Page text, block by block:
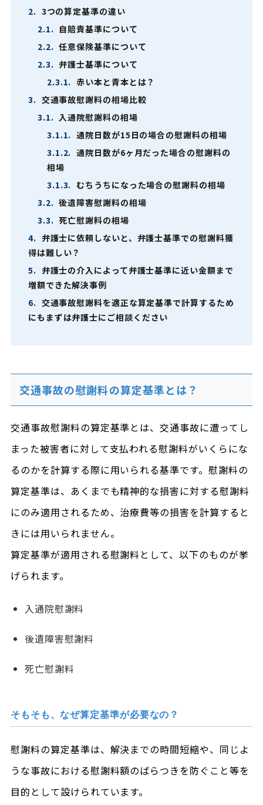
2. 3つの算定基準の違い
2.1. 自賠責基準について
2.2. 任意保険基準について
2.3. 弁護士基準について
2.3.1. 赤い本と青本とは？
3. 交通事故慰謝料の相場比較
3.1. 入通院慰謝料の相場
3.1.1. 通院日数が15日の場合の慰謝料の相場
3.1.2. 通院日数が6ヶ月だった場合の慰謝料の
相場
3.1.3. むちうちになった場合の慰謝料の相場
3.2. 後遺障害慰謝料の相場
3.3. 死亡慰謝料の相場
4. 弁護士に依頼しないと、弁護士基準での慰謝料獲
得は難しい？
5. 弁護士の介入によって弁護士基準に近い金額まで
増額できた解決事例
6. 交通事故慰謝料を適正な算定基準で計算するため
にもまずは弁護士にご相談ください
交通事故の慰謝料の算定基準とは？
交通事故慰謝料の算定基準とは、交通事故に遭ってし
まった被害者に対して支払われる慰謝料がいくらにな
るのかを計算する際に用いられる基準です。慰謝料の
算定基準は、あくまでも精神的な損害に対する慰謝料
にのみ適用されるため、治療費等の損害を計算すると
きには用いられません。
算定基準が適用される慰謝料として、以下のものが挙
げられます。
入通院慰謝料
後遺障害慰謝料
死亡慰謝料
そもそも、なぜ算定基準が必要なの？
慰謝料の算定基準は、解決までの時間短縮や、同じよ
うな事故における慰謝料額のばらつきを防ぐこと等を
目的として設けられています。